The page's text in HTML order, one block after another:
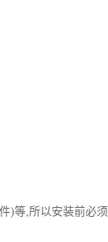
)等,所以安装前必须